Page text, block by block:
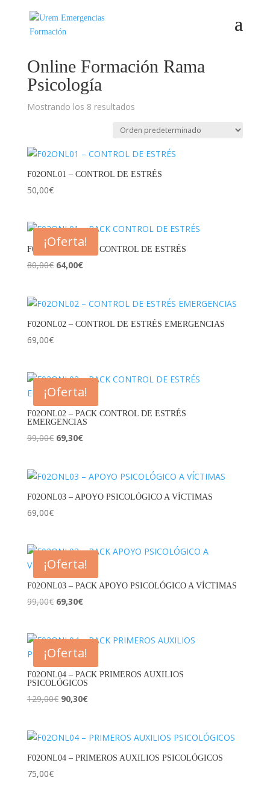
Online Formación Rama
Psicología
Mostrando los 8 resultados
F02ONL01 – CONTROL DE ESTRÉS
50,00€
¡Oferta!
F02ONL01 – PACK CONTROL DE ESTRÉS
80,00€ El
era:
80,00€.
64,00€El
es:
64,00€.
F02ONL02 – CONTROL DE ESTRÉS EMERGENCIAS
69,00€
¡Oferta!
F02ONL02 – PACK CONTROL DE ESTRÉS
EMERGENCIAS
99,00€ El
era:
99,00€.
69,30€El
es:
69,30€.
F02ONL03 – APOYO PSICOLÓGICO A VÍCTIMAS
69,00€
¡Oferta!
F02ONL03 – PACK APOYO PSICOLÓGICO A VÍCTIMAS
99,00€ El
era:
99,00€.
69,30€El
es:
69,30€.
¡Oferta!
F02ONL04 – PACK PRIMEROS AUXILIOS
PSICOLÓGICOS
129,00€ El
era:
129,00€.
90,30€El
es:
90,30€.
F02ONL04 – PRIMEROS AUXILIOS PSICOLÓGICOS
75,00€